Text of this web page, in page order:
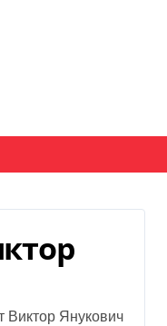
Виктор Янукович